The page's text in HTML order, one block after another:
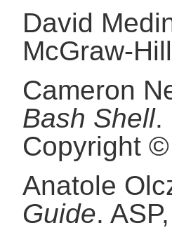
David
McGraw-
Cameron
Bash Shell.
Copyright
Anatole
Guide.